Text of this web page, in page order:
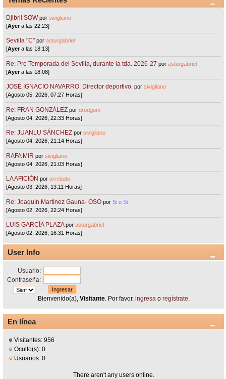
Djibril SOW porsivigliano
[Ayera las 22:23]
Sevilla "C"porasturgabriel
[Ayera las 18:13]
Re: Pre Temporada del Sevilla, durante la tda. 2026-27 porasturgabriel
[Ayera las 18:08]
JOSÉ IGNACIO NAVARRO. Director deportivo. porsivigliano
[Agosto 05, 2026, 07:27 Horas]
Re: FRAN GONZÁLEZ pordrodgom
[Agosto 04, 2026, 22:33 Horas]
Re: JUANLU SÁNCHEZ porsivigliano
[Agosto 04, 2026, 21:14 Horas]
RAFA MIR porsivigliano
[Agosto 04, 2026, 21:03 Horas]
LA AFICIÓN porarrebato
[Agosto 03, 2026, 13:11 Horas]
Re: Joaquín Martínez Gauna- OSO porSi o Si
[Agosto 02, 2026, 22:24 Horas]
LUIS GARCÍA PLAZA porasturgabriel
[Agosto 02, 2026, 16:31 Horas]
User Info
Usuario:
Contraseña:
Bienvenido(a), Visitante. Por favor, ingresao regístrate.
En línea
Visitantes: 956
Oculto(s): 0
Usuarios: 0
There aren't any users online.